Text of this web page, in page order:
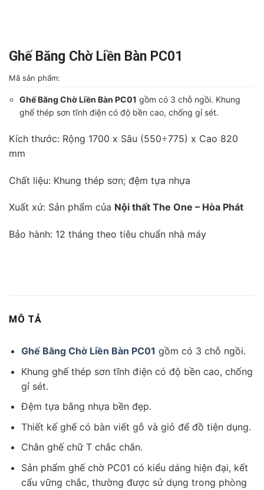
Ghế Băng Chờ Liền Bàn PC01
Mã sản phẩm:
Ghế Băng Chờ Liền Bàn PC01 gồm có 3 chỗ ngồi. Khung
ghế thép sơn tĩnh điện có độ bền cao, chống gỉ sét.
Kích thước: Rộng 1700 x Sâu (550÷775) x Cao 820
mm
Chất liệu: Khung thép sơn; đệm tựa nhựa
Xuất xứ: Sản phẩm của Nội thất The One – Hòa Phát
Bảo hành: 12 tháng theo tiêu chuẩn nhà máy
MÔ TẢ
Ghế Băng Chờ Liền Bàn PC01 gồm có 3 chỗ ngồi.
Khung ghế thép sơn tĩnh điện có độ bền cao, chống
gỉ sét.
Đệm tựa bằng nhựa bền đẹp.
Thiết kế ghế có bàn viết gỗ và giỏ để đồ tiện dụng.
Chân ghế chữ T chắc chắn.
Sản phẩm ghế chờ PC01 có kiểu dáng hiện đại, kết
cấu vững chắc, thường được sử dụng trong phòng